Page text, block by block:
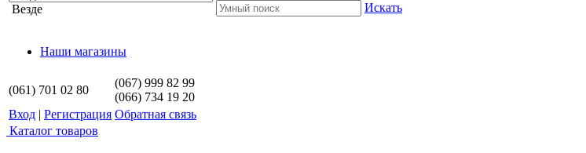
Везде Искать
Наши магазины
(061) 701 02 80
(067) 999 82 99
(066) 734 19 20
Вход | Регистрация Обратная связь
Каталог товаров